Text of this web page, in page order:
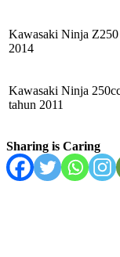
Kawasaki Ninja Z250
2014
Kawasaki Ninja
tahun 2011
Sharing is Caring